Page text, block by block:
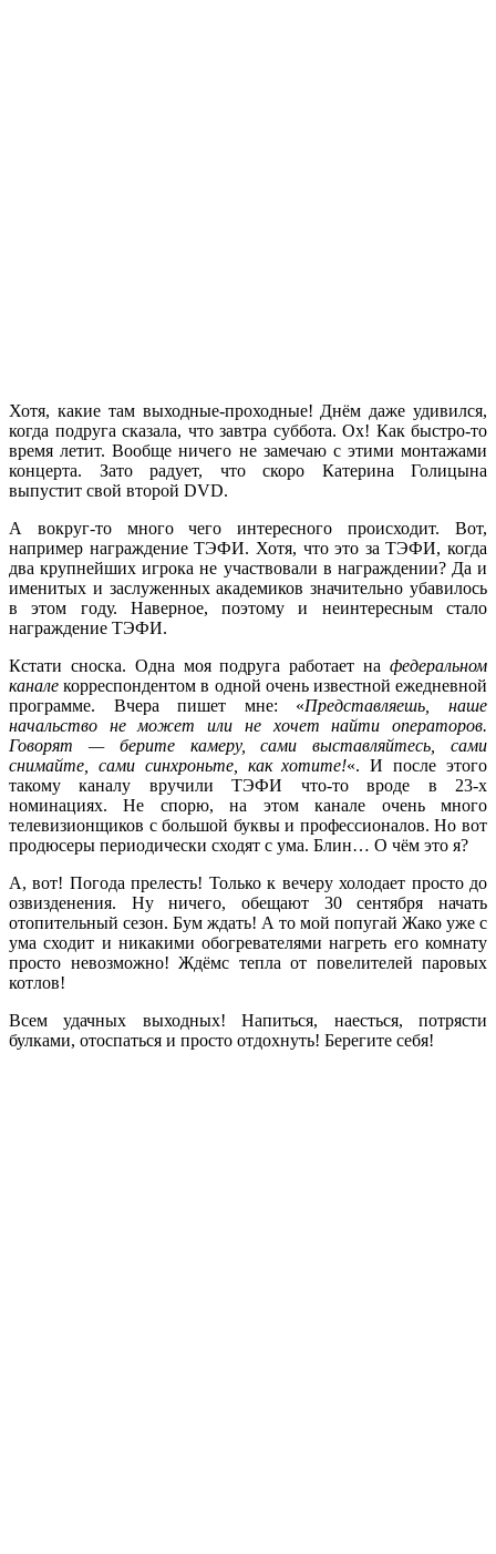
Хотя, какие там выходные-проходные! Днём даже удивился,
когда подруга сказала, что завтра суббота. Ох! Как быстро-то
время летит. Вообще ничего не замечаю с этими монтажами
концерта. Зато радует, что скоро Катерина Голицына
выпустит свой второй DVD.
А вокруг-то много чего интересного происходит. Вот,
например награждение ТЭФИ. Хотя, что это за ТЭФИ, когда
два крупнейших игрока не участвовали в награждении? Да и
именитых и заслуженных академиков значительно убавилось
в этом году. Наверное, поэтому и неинтересным стало
награждение ТЭФИ.
Кстати сноска. Одна моя подруга работает на федеральном
канале корреспондентом в одной очень известной ежедневной
программе. Вчера пишет мне: «Представляешь, наше
начальство не может или не хочет найти операторов.
Говорят — берите камеру, сами выставляйтесь, сами
снимайте, сами синхроньте, как хотите!«. И после этого
такому каналу вручили ТЭФИ что-то вроде в 23-х
номинациях. Не спорю, на этом канале очень много
телевизионщиков с большой буквы и профессионалов. Но вот
продюсеры периодически сходят с ума. Блин… О чём это я?
А, вот! Погода прелесть! Только к вечеру холодает просто до
озвизденения. Ну ничего, обещают 30 сентября начать
отопительный сезон. Бум ждать! А то мой попугай Жако уже с
ума сходит и никакими обогревателями нагреть его комнату
просто невозможно! Ждёмс тепла от повелителей паровых
котлов!
Всем удачных выходных! Напиться, наесться, потрясти
булками, отоспаться и просто отдохнуть! Берегите себя!